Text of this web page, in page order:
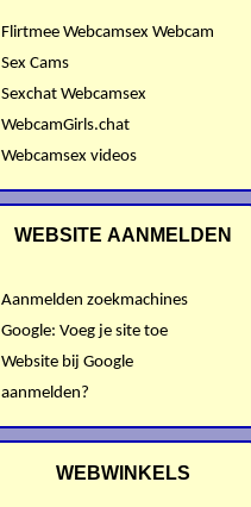
Flirtmee Webcamsex Webcam
Sex Cams
Sexchat Webcamsex
WebcamGirls.chat
Webcamsex videos
WEBSITE AANMELDEN
Aanmelden zoekmachines
Google: Voeg je site toe
Website bij Google
aanmelden?
WEBWINKELS